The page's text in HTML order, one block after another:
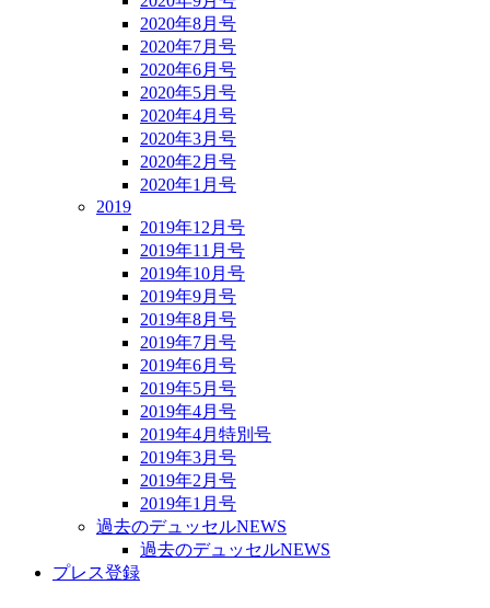
2020年8月号
2020年7月号
2020年6月号
2020年5月号
2020年4月号
2020年3月号
2020年2月号
2020年1月号
2019
2019年12月号
2019年11月号
2019年10月号
2019年9月号
2019年8月号
2019年7月号
2019年6月号
2019年5月号
2019年4月号
2019年4月特別号
2019年3月号
2019年2月号
2019年1月号
過去のデュッセルNEWS
過去のデュッセルNEWS
プレス登録